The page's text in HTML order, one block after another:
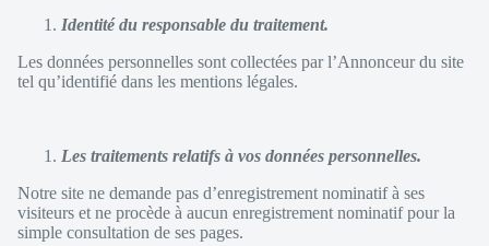
Identité du responsable du traitement.
Les données personnelles sont collectées par l’Annonceur du site
tel qu’identifié dans les mentions légales.
Les traitements relatifs à vos données personnelles.
Notre site ne demande pas d’enregistrement nominatif à ses
visiteurs et ne procède à aucun enregistrement nominatif pour la
simple consultation de ses pages.